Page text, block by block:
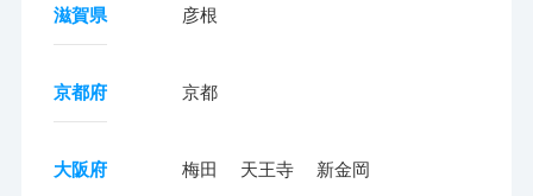
滋賀県 彦根
京都府 京都
大阪府 梅田 天王寺 新金岡